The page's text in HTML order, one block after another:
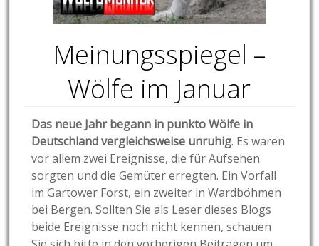
Meinungsspiegel –
Wölfe im Januar
Das neue Jahr begann in punkto Wölfe in
Deutschland vergleichsweise unruhig. Es waren
vor allem zwei Ereignisse, die für Aufsehen
sorgten und die Gemüter erregten. Ein Vorfall
im Gartower Forst, ein zweiter in Wardböhmen
bei Bergen. Sollten Sie als Leser dieses Blogs
beide Ereignisse noch nicht kennen, schauen